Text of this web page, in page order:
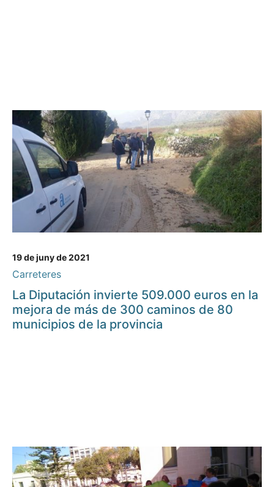
19 de juny de 2021
Carreteres
La Diputación invierte 509.000 euros en la
mejora de más de 300 caminos de 80
municipios de la provincia